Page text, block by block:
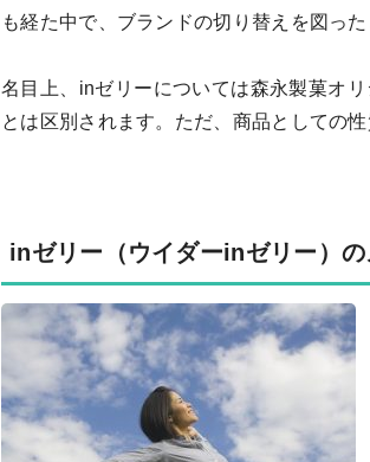
も経た中で、ブランドの切り替えを図った
名目上、inゼリーについては森永製菓オ
とは区別されます。ただ、商品としての
inゼリー（ウイダーinゼリー）